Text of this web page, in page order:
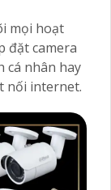
mọi hoạt
đặt camera
cá nhân hay
nối internet.